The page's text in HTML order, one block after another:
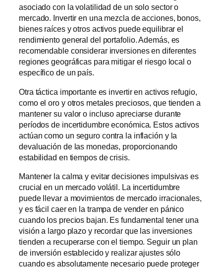
asociado con la volatilidad de un solo sector o
mercado. Invertir en una mezcla de acciones, bonos,
bienes raíces y otros activos puede equilibrar el
rendimiento general del portafolio. Además, es
recomendable considerar inversiones en diferentes
regiones geográficas para mitigar el riesgo local o
específico de un país.
Otra táctica importante es invertir en activos refugio,
como el oro y otros metales preciosos, que tienden a
mantener su valor o incluso apreciarse durante
períodos de incertidumbre económica. Estos activos
actúan como un seguro contra la inflación y la
devaluación de las monedas, proporcionando
estabilidad en tiempos de crisis.
Mantener la calma y evitar decisiones impulsivas es
crucial en un mercado volátil. La incertidumbre
puede llevar a movimientos de mercado irracionales,
y es fácil caer en la trampa de vender en pánico
cuando los precios bajan. Es fundamental tener una
visión a largo plazo y recordar que las inversiones
tienden a recuperarse con el tiempo. Seguir un plan
de inversión establecido y realizar ajustes sólo
cuando es absolutamente necesario puede proteger